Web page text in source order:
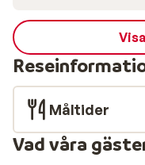
Måltider
Vad våra